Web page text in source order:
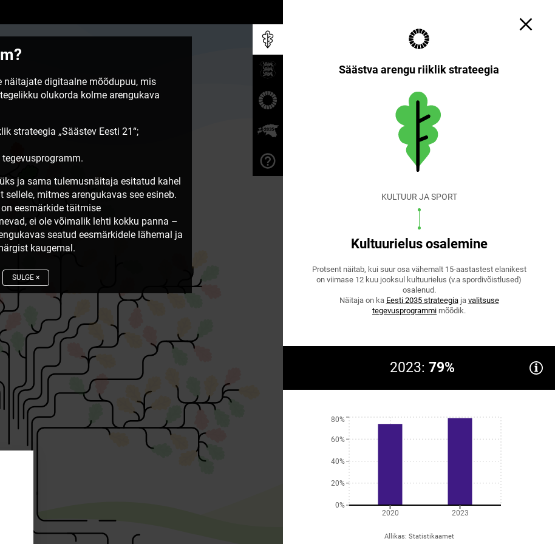
Säästva arengu riiklik strateegia
KULTUUR JA SPORT
Kultuurielus osalemine
Protsent näitab, kui suur osa vähemalt 15-aastastest elanikest
on viimase 12 kuu jooksul kultuurielus (v.a spordivõistlused)
osalenud.
Näitaja on ka Eesti 2035 strateegiaja valitsuse
tegevusprogrammi mõõdik.
2023: 79%
0%
20%
40%
60%
80%
2020 2023
Allikas: Statistikaamet
näitajate digitaalne mõõdupuu, mis
olukorda kolme arengukava
strateegia „Säästev Eesti 21“;
ja sama tulemusnäitaja esitatud kahel
mitmes arengukavas see esineb.
eesmärkide täitmise
ei ole võimalik lehti kokku panna –
seatud eesmärkidele lähemal ja
kaugemal.
SULGE ×